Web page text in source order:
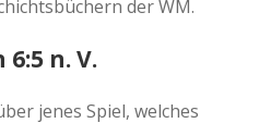
der WM.
n. V.
jenes Spiel, welches